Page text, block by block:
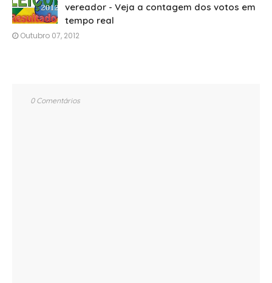
vereador - Veja a contagem dos votos em
tempo real
Outubro 07, 2012
0 Comentários